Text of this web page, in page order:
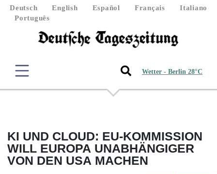
Deutsch English Español Français
Italiano
Português
Wetter - Berlin 28°C
KI UND CLOUD: EU-KOMMISSION
WILL EUROPA UNABHÄNGIGER
VON DEN USA MACHEN